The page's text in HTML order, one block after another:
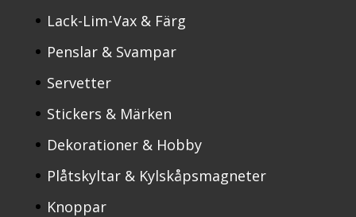
Lack-Lim-Vax & Färg
Penslar & Svampar
Servetter
Stickers & Märken
Dekorationer & Hobby
Plåtskyltar & Kylskåpsmagneter
Knoppar